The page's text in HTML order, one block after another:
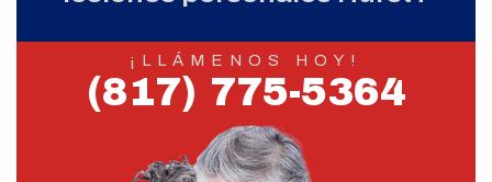
¡LLÁMENOS HOY!
(817) 775-5364